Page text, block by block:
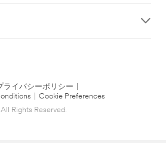
ライバシーポリシー
Cookie Preferences
Rights Reserved.